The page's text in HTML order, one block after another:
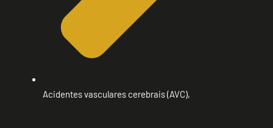
Acidentes vasculares cerebrais (AVC),